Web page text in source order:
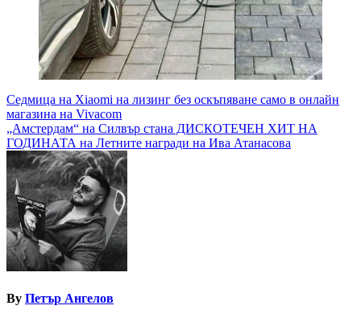
Навигация
Седмица на Xiaomi на лизинг без оскъпяване само в онлайн
магазина на Vivacom
„Амстердам“ на Силвър стана ДИСКОТЕЧЕН ХИТ НА
ГОДИНАТА на Летните награди на Ива Атанасова
By Петър Ангелов